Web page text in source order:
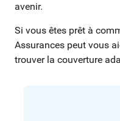
avenir.
Si vous êtes prêt à
Assurances peut vous
trouver la couverture